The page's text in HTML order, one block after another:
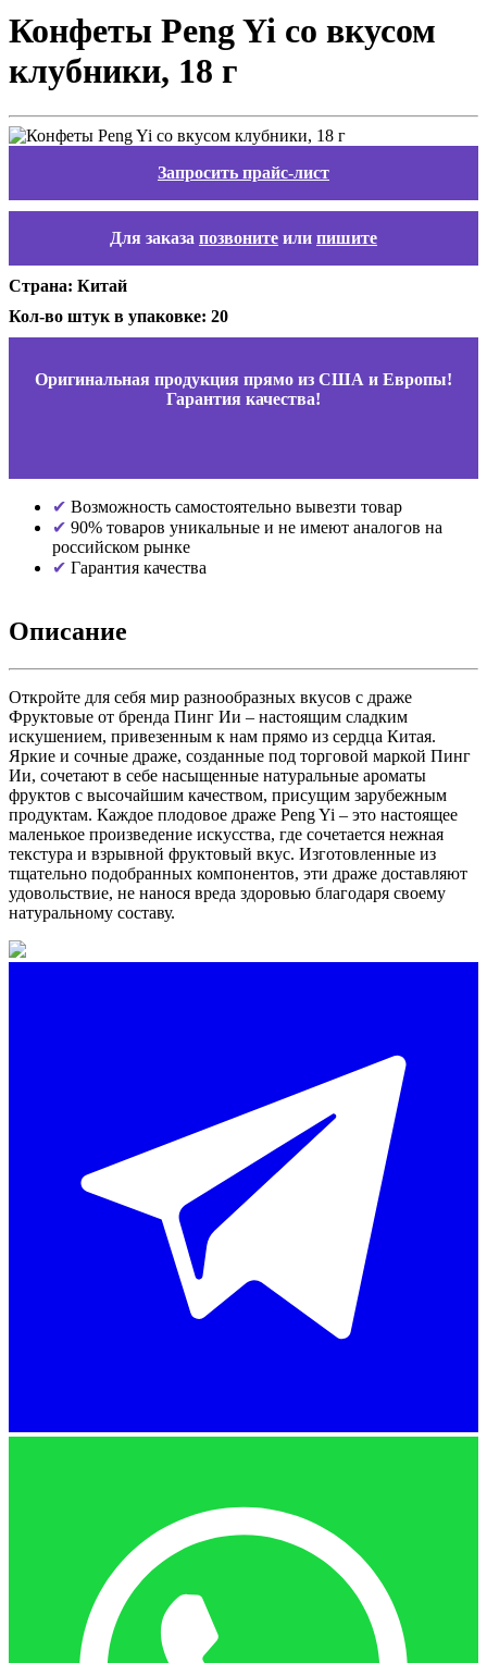
Конфеты Peng Yi со вкусом
клубники, 18 г
Запросить прайс-лист
Для заказа позвоните или пишите
Страна: Китай
Кол-во штук в упаковке: 20
Оригинальная продукция прямо из США и Европы!
Гарантия качества!
Возможность самостоятельно вывезти товар
90% товаров уникальные и не имеют аналогов на
российском рынке
Гарантия качества
Описание
Откройте для себя мир разнообразных вкусов с драже
Фруктовые от бренда Пинг Ии – настоящим сладким
искушением, привезенным к нам прямо из сердца Китая.
Яркие и сочные драже, созданные под торговой маркой Пинг
Ии, сочетают в себе насыщенные натуральные ароматы
фруктов с высочайшим качеством, присущим зарубежным
продуктам. Каждое плодовое драже Peng Yi – это настоящее
маленькое произведение искусства, где сочетается нежная
текстура и взрывной фруктовый вкус. Изготовленные из
тщательно подобранных компонентов, эти драже доставляют
удовольствие, не нанося вреда здоровью благодаря своему
натуральному составу.